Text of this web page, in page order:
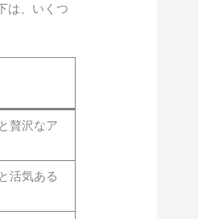
は、いくつ
贅沢なア
活気ある